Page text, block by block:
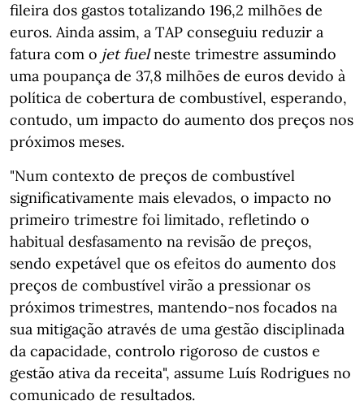
fileira dos gastos totalizando 196,2 milhões de
euros. Ainda assim, a TAP conseguiu reduzir a
fatura com o jet fuelneste trimestre assumindo
uma poupança de 37,8 milhões de euros devido à
política de cobertura de combustível, esperando,
contudo, um impacto do aumento dos preços nos
próximos meses.
"Num contexto de preços de combustível
significativamente mais elevados, o impacto no
primeiro trimestre foi limitado, refletindo o
habitual desfasamento na revisão de preços,
sendo expetável que os efeitos do aumento dos
preços de combustível virão a pressionar os
próximos trimestres, mantendo‑nos focados na
sua mitigação através de uma gestão disciplinada
da capacidade, controlo rigoroso de custos e
gestão ativa da receita", assume Luís Rodrigues no
comunicado de resultados.